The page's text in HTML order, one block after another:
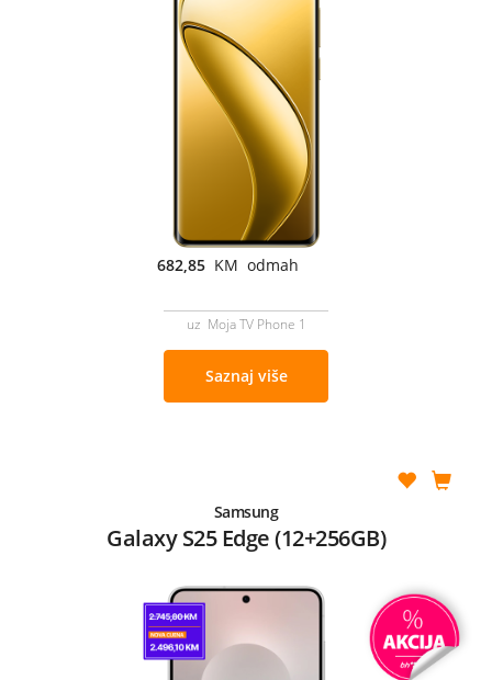
682,85 KM odmah
uz Moja TV Phone 1
Saznaj više
Samsung
Galaxy S25 Edge (12+256GB)